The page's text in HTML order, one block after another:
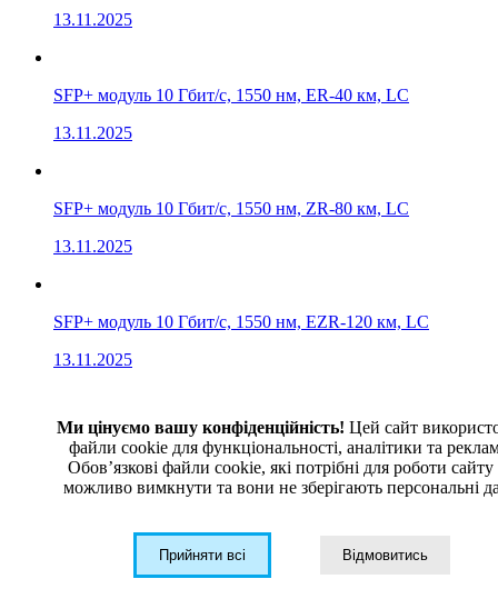
13.11.2025
SFP+ модуль 10 Гбит/с, 1550 нм, ER-40 км, LC
13.11.2025
SFP+ модуль 10 Гбит/с, 1550 нм, ZR-80 км, LC
13.11.2025
SFP+ модуль 10 Гбит/с, 1550 нм, EZR-120 км, LC
13.11.2025
Хіт продаж
Ми цінуємо вашу конфіденційність! Цей сайт
файли cookie для функціональності, аналітики та
Обовʼязкові файли cookie, які потрібні для роботи сайту
можливо вимкнути та вони не зберігають персональні
Прийняти всі Відмовитись